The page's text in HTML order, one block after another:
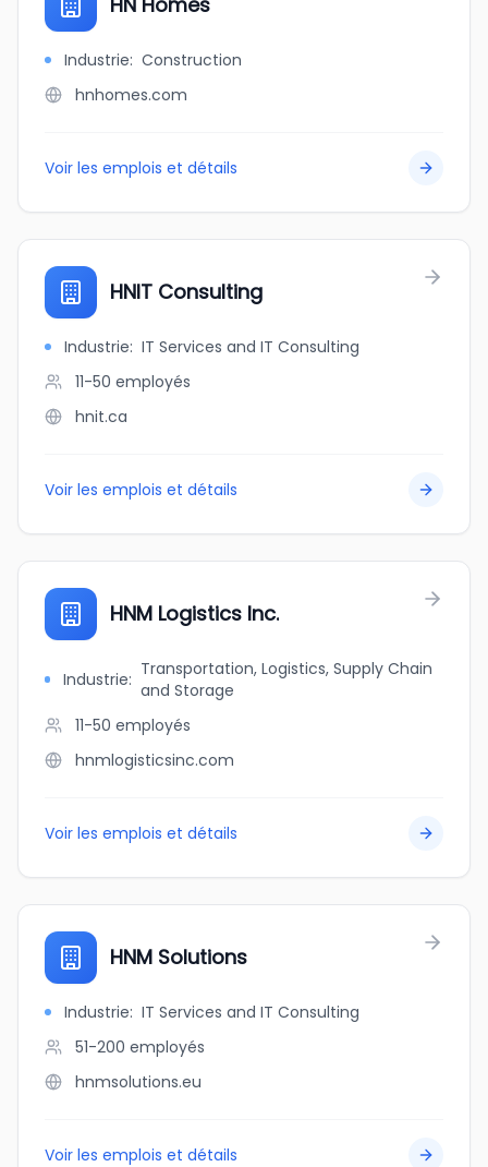
Industrie: Construction
hnhomes.com
Voir les emplois et détails
HNIT Consulting
Industrie: IT Services and IT Consulting
11-50 employés
hnit.ca
Voir les emplois et détails
HNM Logistics Inc.
Industrie: Transportation, Logistics, Supply Chain
and Storage
11-50 employés
hnmlogisticsinc.com
Voir les emplois et détails
HNM Solutions
Industrie: IT Services and IT Consulting
51-200 employés
hnmsolutions.eu
Voir les emplois et détails